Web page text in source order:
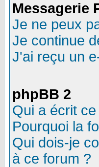
Messagerie
Je ne peux
Je continue
J'ai reçu un
phpBB 2
Qui a écrit
Pourquoi la
Qui dois-je
à ce forum ?